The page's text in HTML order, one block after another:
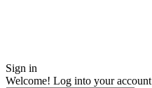
Sign in
Welcome! Log into your account